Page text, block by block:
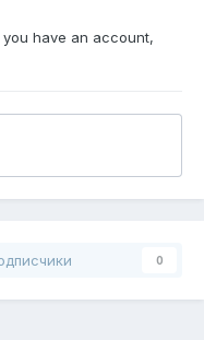
have an account,
0